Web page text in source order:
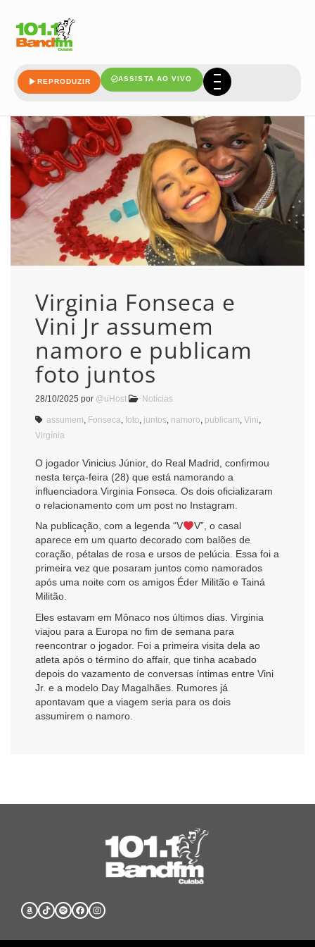
REPRODUZIR ASSISTA AO VIVO
Virginia Fonseca e
Vini Jr assumem
namoro e publicam
foto juntos
28/10/2025 por @uHost Notícias
assumem Fonseca foto juntos namoro publicam Vini
Virgínia
O jogador Vinicius Júnior, do Real Madrid, confirmou
nesta terça-feira (28) que está namorando a
influenciadora Virginia Fonseca. Os dois oficializaram
o relacionamento com um post no Instagram.
Na publicação, com a legenda “V
V”, o casal
aparece em um quarto decorado com balões de
coração, pétalas de rosa e ursos de pelúcia. Essa foi a
primeira vez que posaram juntos como namorados
após uma noite com os amigos Éder Militão e Tainá
Militão.
Eles estavam em Mônaco nos últimos dias. Virginia
viajou para a Europa no fim de semana para
reencontrar o jogador. Foi a primeira visita dela ao
atleta após o término do affair, que tinha acabado
depois do vazamento de conversas íntimas entre Vini
Jr. e a modelo Day Magalhães. Rumores já
apontavam que a viagem seria para os dois
assumirem o namoro.